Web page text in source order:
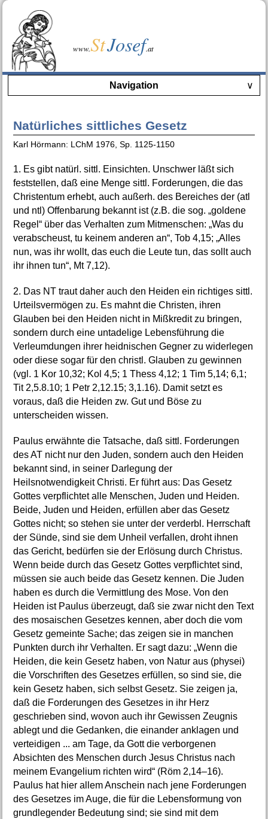
www.StJosef.at
Navigation ∨
Natürliches sittliches Gesetz
Karl Hörmann: LChM 1976, Sp. 1125-1150
1. Es gibt natürl. sittl. Einsichten. Unschwer läßt sich
feststellen, daß eine Menge sittl. Forderungen, die das
Christentum erhebt, auch außerh. des Bereiches der (atl
und ntl) Offenbarung bekannt ist (z.B. die sog. „goldene
Regel“ über das Verhalten zum Mitmenschen: „Was du
verabscheust, tu keinem anderen an“, Tob 4,15; „Alles
nun, was ihr wollt, das euch die Leute tun, das sollt auch
ihr ihnen tun“, Mt 7,12).
2. Das NT traut daher auch den Heiden ein richtiges sittl.
Urteilsvermögen zu. Es mahnt die Christen, ihren
Glauben bei den Heiden nicht in Mißkredit zu bringen,
sondern durch eine untadelige Lebensführung die
Verleumdungen ihrer heidnischen Gegner zu widerlegen
oder diese sogar für den christl. Glauben zu gewinnen
(vgl. 1 Kor 10,32; Kol 4,5; 1 Thess 4,12; 1 Tim 5,14; 6,1;
Tit 2,5.8.10; 1 Petr 2,12.15; 3,1.16). Damit setzt es
voraus, daß die Heiden zw. Gut und Böse zu
unterscheiden wissen.
Paulus erwähnte die Tatsache, daß sittl. Forderungen
des AT nicht nur den Juden, sondern auch den Heiden
bekannt sind, in seiner Darlegung der
Heilsnotwendigkeit Christi. Er führt aus: Das Gesetz
Gottes verpflichtet alle Menschen, Juden und Heiden.
Beide, Juden und Heiden, erfüllen aber das Gesetz
Gottes nicht; so stehen sie unter der verderbl. Herrschaft
der Sünde, sind sie dem Unheil verfallen, droht ihnen
das Gericht, bedürfen sie der Erlösung durch Christus.
Wenn beide durch das Gesetz Gottes verpflichtet sind,
müssen sie auch beide das Gesetz kennen. Die Juden
haben es durch die Vermittlung des Mose. Von den
Heiden ist Paulus überzeugt, daß sie zwar nicht den Text
des mosaischen Gesetzes kennen, aber doch die vom
Gesetz gemeinte Sache; das zeigen sie in manchen
Punkten durch ihr Verhalten. Er sagt dazu: „Wenn die
Heiden, die kein Gesetz haben, von Natur aus (physei)
die Vorschriften des Gesetzes erfüllen, so sind sie, die
kein Gesetz haben, sich selbst Gesetz. Sie zeigen ja,
daß die Forderungen des Gesetzes in ihr Herz
geschrieben sind, wovon auch ihr Gewissen Zeugnis
ablegt und die Gedanken, die einander anklagen und
verteidigen ... am Tage, da Gott die verborgenen
Absichten des Menschen durch Jesus Christus nach
meinem Evangelium richten wird“ (Röm 2,14–16).
Paulus hat hier allem Anschein nach jene Forderungen
des Gesetzes im Auge, die für die Lebensformung von
grundlegender Bedeutung sind; sie sind mit dem